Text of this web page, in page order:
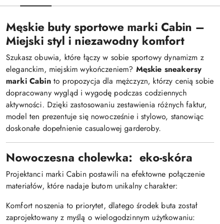
Męskie buty sportowe marki Cabin –
Miejski styl i niezawodny komfort
Szukasz obuwia, które łączy w sobie sportowy dynamizm z
eleganckim, miejskim wykończeniem? Męskie sneakersy
marki Cabinto propozycja dla mężczyzn, którzy cenią sobie
dopracowany wygląd i wygodę podczas codziennych
aktywności. Dzięki zastosowaniu zestawienia różnych faktur,
model ten prezentuje się nowocześnie i stylowo, stanowiąc
doskonałe dopełnienie casualowej garderoby.
Nowoczesna cholewka: eko-skóra
Projektanci marki Cabin postawili na efektowne połączenie
materiałów, które nadaje butom unikalny charakter:
Komfort noszenia to priorytet, dlatego środek buta został
zaprojektowany z myślą o wielogodzinnym użytkowaniu: